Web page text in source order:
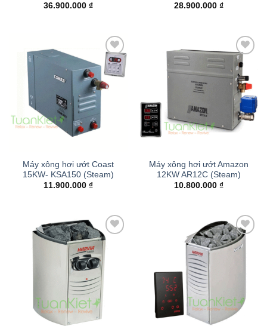
36.900.000 ₫
28.900.000 ₫
Add to
wishlist
Máy xông hơi ướt Coast
15KW- KSA150 (Steam)
11.900.000 ₫
Add to
wishlist
Máy xông hơi ướt Amazon
12KW AR12C (Steam)
10.800.000 ₫
Add to
wishlist
Add to
wishlist